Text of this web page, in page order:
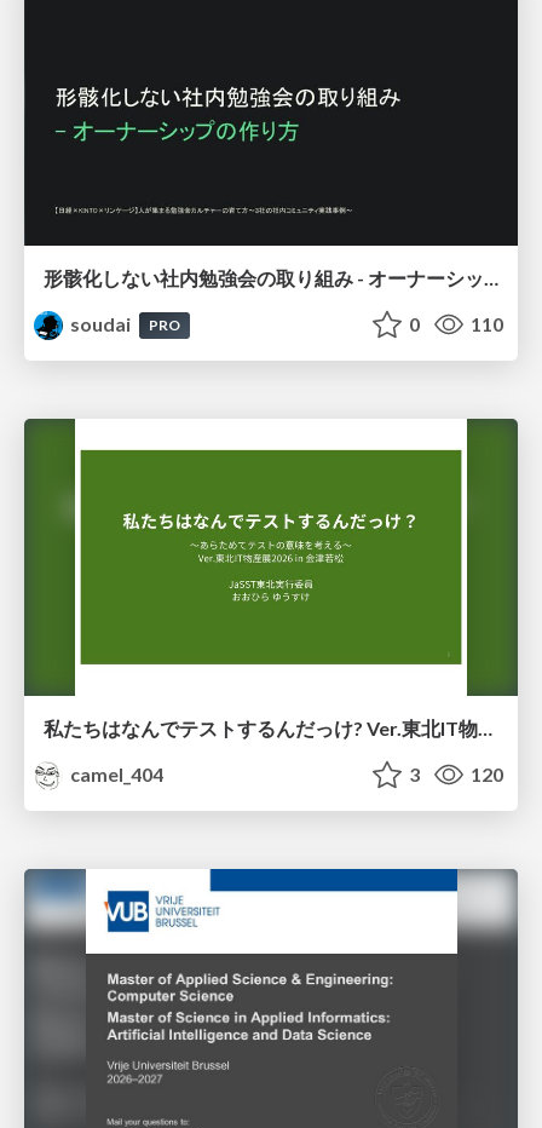
形骸化しない社内勉強会の取り組み - オーナーシップの作り方 / In-house study session
soudai
PRO 0 110
私たちはなんでテストするんだっけ? Ver.東北IT物産展2026 in 会津若松
camel_404
3 120